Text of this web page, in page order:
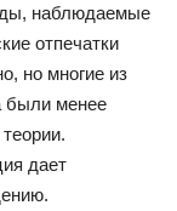
наблюдаемые
отпечатки
но многие из
были менее
дает